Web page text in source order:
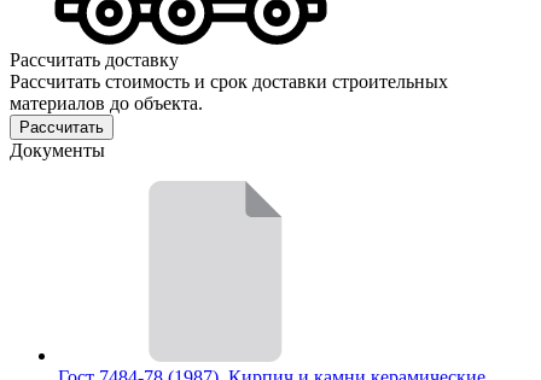
Рассчитать доставку
Рассчитать стоимость и срок доставки строительных
материалов до объекта.
Рассчитать
Документы